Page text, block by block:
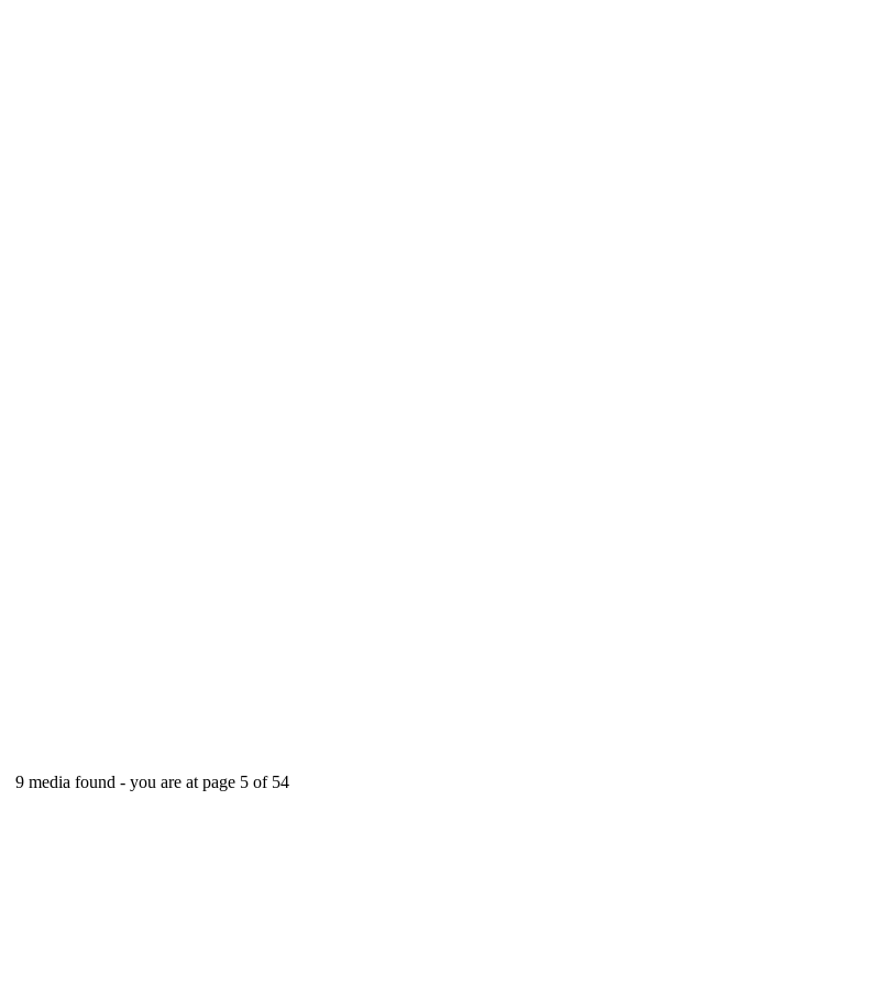
9 media found - you are at page 5 of 54